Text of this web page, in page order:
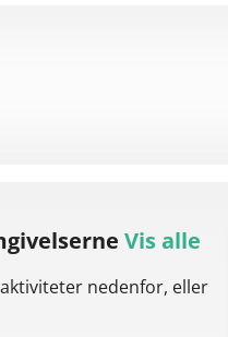
Vis alle
nedenfor, eller